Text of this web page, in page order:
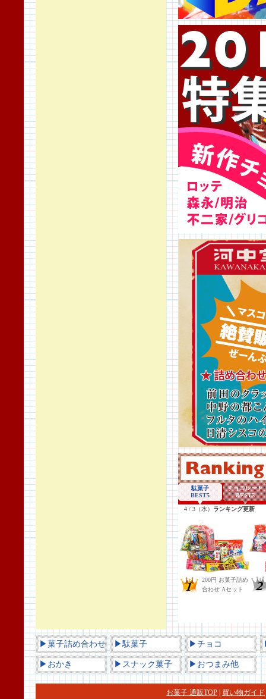
▶菓子詰め合わせ ▶駄菓子 ▶チョコ
▶おかき ▶スナック菓子 ▶おつまみ他
お菓子 通販TOP 買い物ガイド